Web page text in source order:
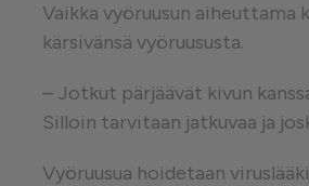
Vaikka vyöruusun aiheuttama
kärsivänsä vyöruususta.
– Jotkut pärjäävät kivun
Silloin tarvitaan jatkuvaa ja
Vyöruusua hoidetaan